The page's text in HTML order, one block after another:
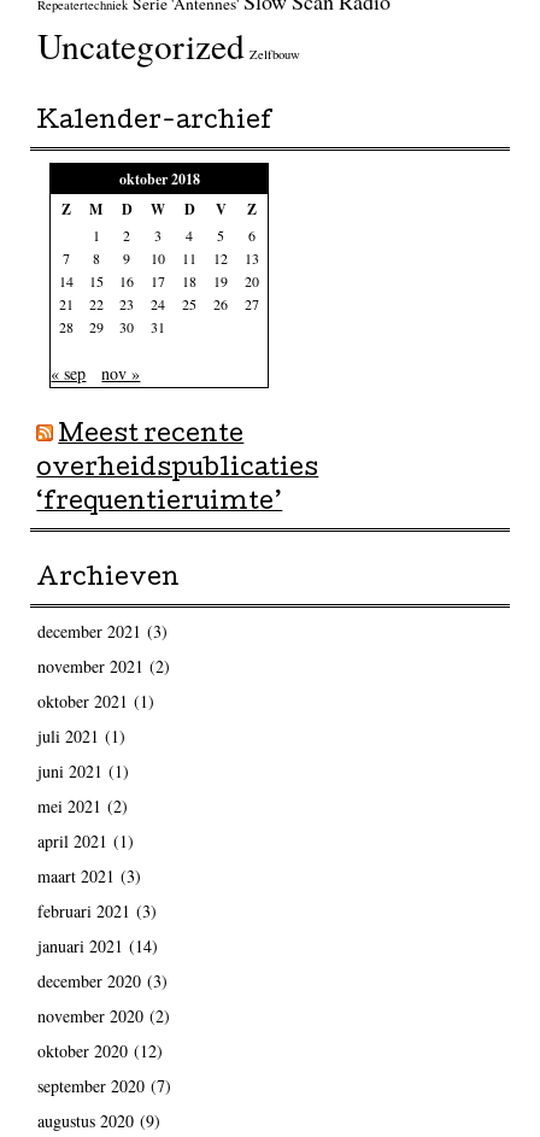
Repeatertechniek
Uncategorized Zelfbouw
Kalender-archief
oktober 2018
Z
M D W D V Z
1 2 3 4 5
6
7
8 9 10 11 12
13
14
15 16 17 18 19
20
21
22 23 24 25 26
27
28
29 30 31
« sep nov »
Meest recente
overheidspublicaties
‘frequentieruimte’
Archieven
december 2021 (3)
november 2021 (2)
oktober 2021 (1)
juli 2021 (1)
juni 2021 (1)
mei 2021 (2)
april 2021 (1)
maart 2021 (3)
februari 2021 (3)
januari 2021 (14)
december 2020(3)
november 2020(2)
oktober 2020(12)
september 2020(7)
augustus 2020(9)